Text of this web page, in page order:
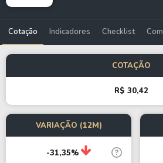
Cotação Indicadores Checklist
COTAÇÃO
R$ 30,42
VARIAÇÃO (12M)
-31,35%